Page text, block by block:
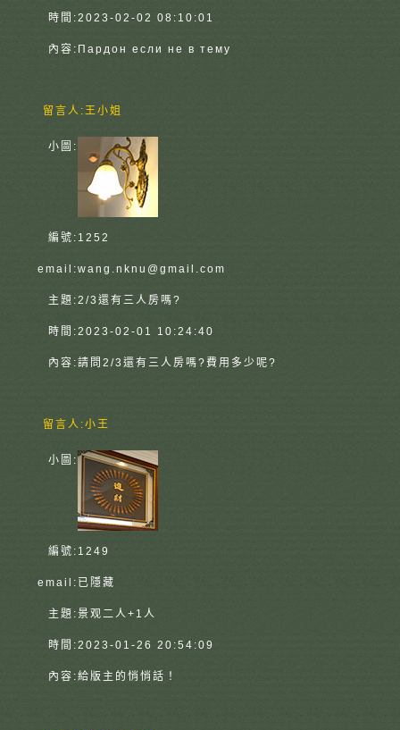
時間:2023-02-02 08:10:01
內容: Пардон если не в тему
留言人:王小姐
小圖:
編號: 1252
email:wang.nknu@gmail.com
主題:2/3還有三人房嗎?
時間:2023-02-01 10:24:40
內容:請問2/3還有三人房嗎?費用多少呢?
留言人:小王
小圖:
編號: 1249
email: 已隱藏
主題:景观二人+1人
時間:2023-01-26 20:54:09
內容:給版主的悄悄話！